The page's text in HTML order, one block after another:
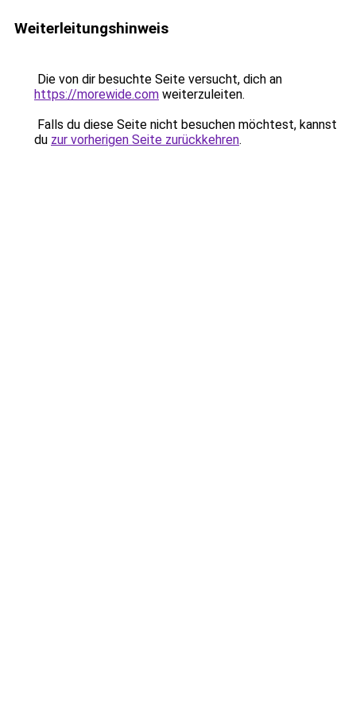
Weiterleitungshinweis
Die von dir besuchte Seite versucht, dich an
https://morewide.com weiterzuleiten.
Falls du diese Seite nicht besuchen möchtest, kannst
du zur vorherigen Seite zurückkehren.